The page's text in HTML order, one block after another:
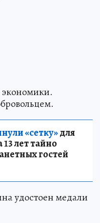
экономики.
«сетку»для
лет тайно
гостей
удостоен медали